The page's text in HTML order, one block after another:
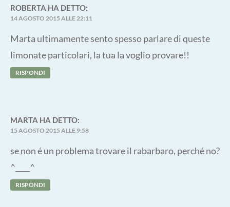
ROBERTA HA DETTO:
14 AGOSTO 2015 ALLE 22:11
Marta ultimamente sento spesso parlare di queste
limonate particolari, la tua la voglio provare!!
RISPONDI
MARTA HA DETTO:
15 AGOSTO 2015 ALLE 9:58
se non é un problema trovare il rabarbaro, perché no?
^____^
RISPONDI